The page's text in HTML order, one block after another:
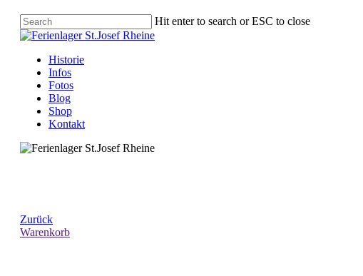
Hit enter to search or ESC to close
Historie
Infos
Fotos
Blog
Shop
Kontakt
Zurück
Warenkorb